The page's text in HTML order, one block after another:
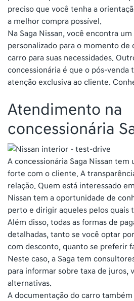
preciso que você tenha a
a melhor compra possível.
Na Saga Nissan, você encontra
personalizado para o momento
carro para suas necessidades.
concessionária é que o pós-venda
atenção exclusiva ao cliente.
Atendimento na
concessionária
A concessionária Saga Nissan
forte com o cliente. A
relação. Quem está interessado
Nissan tem a oportunidade de
perto e dirigir aqueles pelos quais
Além disso, todas as formas de
detalhadas, tanto se você optar
com desconto, quanto se preferir
Neste caso, a Saga tem
para informar sobre taxa de juros,
alternativas.
A documentação do carro